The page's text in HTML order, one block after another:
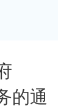
的通